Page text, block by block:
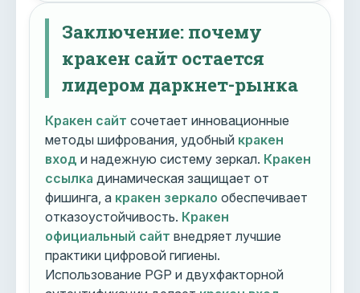
Заключение: почему
кракен сайт остается
лидером даркнет-рынка
Кракен сайт сочетает инновационные
методы шифрования, удобный кракен
вход и надежную систему зеркал. Кракен
ссылка динамическая защищает от
фишинга, а кракен зеркало обеспечивает
отказоустойчивость. Кракен
официальный сайт внедряет лучшие
практики цифровой гигиены.
Использование PGP и двухфакторной